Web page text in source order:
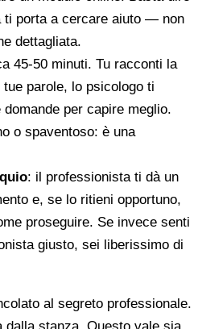
ti porta a cercare aiuto — non
dettagliata.
45-50 minuti. Tu racconti la
parole, lo psicologo ti
per capire meglio.
o spaventoso: è una
: il professionista ti dà un
e, se lo ritieni opportuno,
proseguire. Se invece senti
giusto, sei liberissimo di
al segreto professionale.